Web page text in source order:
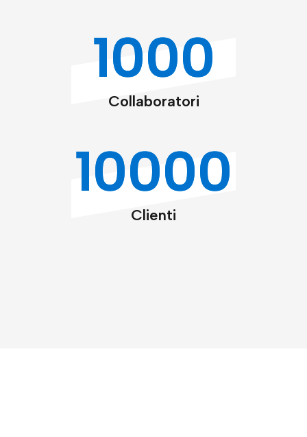
1000
Collaboratori
10000
Clienti